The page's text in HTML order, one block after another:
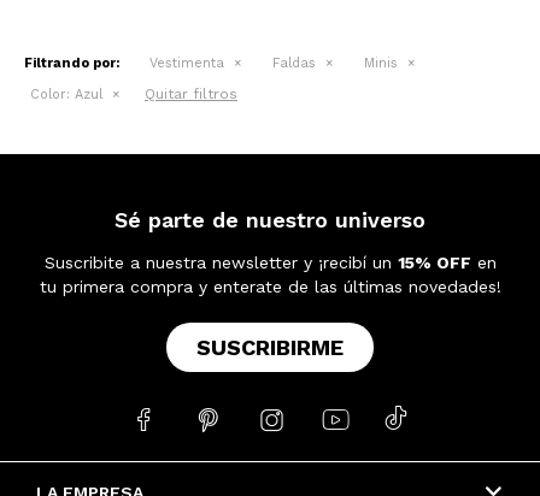
Filtrando por: Vestimenta Faldas
Minis
Color: Azul Quitar filtros
Sé parte de nuestro universo
Suscribite a nuestra newsletter y ¡recibí un 15% OFF en
tu primera compra y enterate de las últimas novedades!
SUSCRIBIRME
    